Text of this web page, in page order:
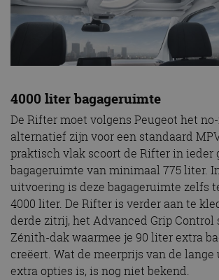
4000 liter bagageruimte
De Rifter moet volgens Peugeot het
alternatief zijn voor een standaard
praktisch vlak scoort de Rifter in ieder
bagageruimte van minimaal 775 liter.
uitvoering is deze bagageruimte zelfs
4000 liter. De Rifter is verder aan te
derde zitrij, het Advanced Grip Control
Zénith-dak waarmee je 90 liter extra
creëert. Wat de meerprijs van de
extra opties is, is nog niet bekend.